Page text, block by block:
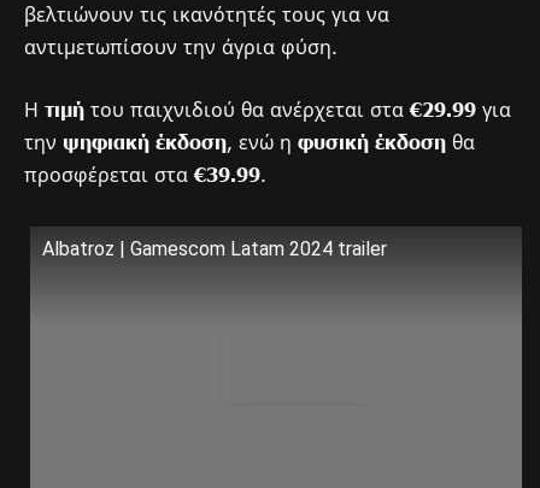
βελτιώνουν τις ικανότητές τους για να
αντιμετωπίσουν την άγρια φύση.
Η τιμή του παιχνιδιού θα ανέρχεται στα€29.99 για
την ψηφιακή έκδοση, ενώ η φυσική έκδοση θα
προσφέρεται στα€39.99.
Albatroz | Gamescom Latam 2024 trailer